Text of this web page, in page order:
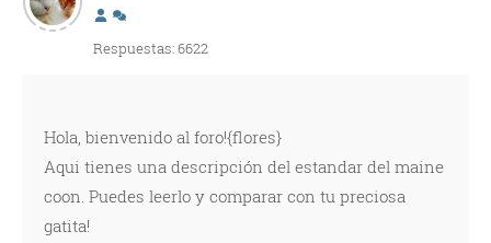
Respuestas: 6622
Hola, bienvenido al foro!{flores}
Aqui tienes una descripción del estandar del maine
coon. Puedes leerlo y comparar con tu preciosa
gatita!